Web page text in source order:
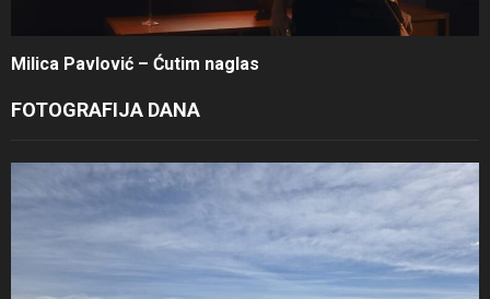
Milica Pavlović – Ćutim naglas
FOTOGRAFIJA DANA